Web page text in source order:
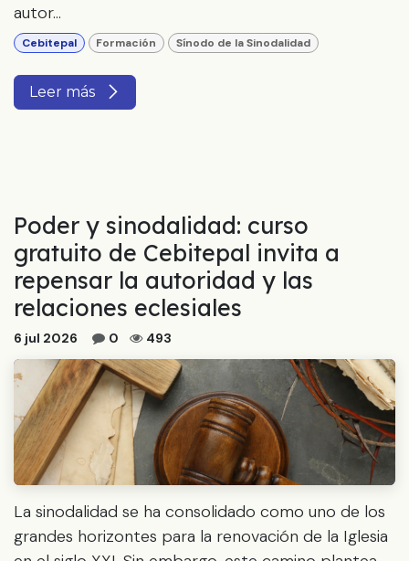
autor...
Cebitepal Formación Sínodo de la Sinodalidad
Leer más
Poder y sinodalidad: curso
gratuito de Cebitepal invita a
repensar la autoridad y las
relaciones eclesiales
6 jul 2026 0 493
La sinodalidad se ha consolidado como uno de los
grandes horizontes para la renovación de la Iglesia